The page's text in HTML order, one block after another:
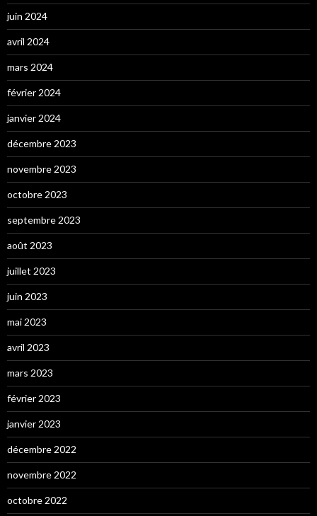
juin 2024
avril 2024
mars 2024
février 2024
janvier 2024
décembre 2023
novembre 2023
octobre 2023
septembre 2023
août 2023
juillet 2023
juin 2023
mai 2023
avril 2023
mars 2023
février 2023
janvier 2023
décembre 2022
novembre 2022
octobre 2022